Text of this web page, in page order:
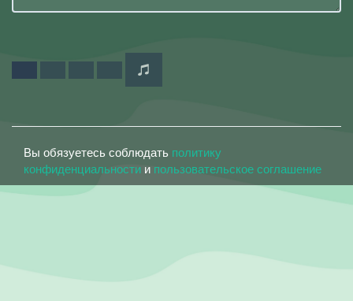
Вы обязуетесь соблюдать политику
конфиденциальности и пользовательское соглашение